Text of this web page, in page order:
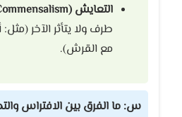
التعايش (Commensalism):
طرف ولا يتأثر الآخر (مثل:
مع القرش).
س: ما الفرق بين الافتراس